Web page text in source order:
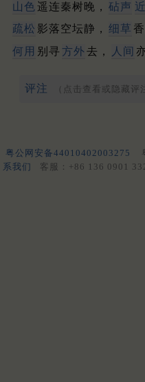
山色 遥连秦树晚， 砧声
疏松 影落空坛静， 细草
何用 别寻 方外去， 人间
评注 （点击查看或隐藏评
粤公网安备44010402003275
系我们
客服：+86 136 0901